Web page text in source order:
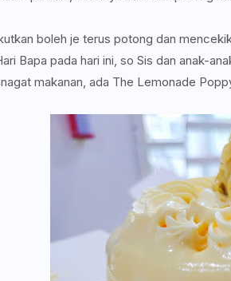
boleh je terus potong dan
Bapa pada hari ini, so Sis dan anak-
makanan, ada The Lemonade